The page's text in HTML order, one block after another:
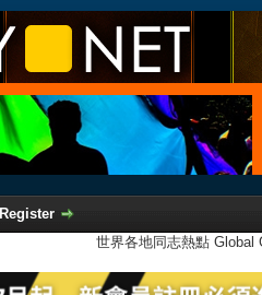
Register
世界各地同志熱點